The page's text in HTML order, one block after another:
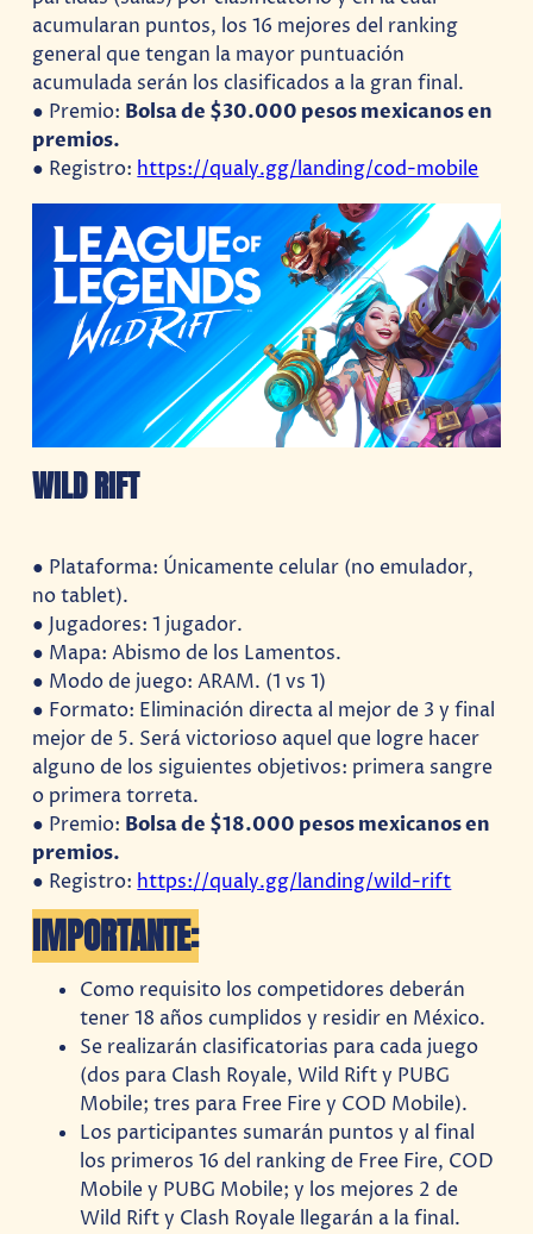
acumularan puntos, los 16 mejores del ranking
general que tengan la mayor puntuación
acumulada serán los clasificados a la gran final.
● Premio: Bolsa de $30.000 pesos mexicanos en
premios.
● Registro: https://qualy.gg/landing/cod-mobile
WILD RIFT
● Plataforma: Únicamente celular (no emulador,
no tablet).
● Jugadores: 1 jugador.
● Mapa: Abismo de los Lamentos.
● Modo de juego: ARAM. (1 vs 1)
● Formato: Eliminación directa al mejor de 3 y final
mejor de 5. Será victorioso aquel que logre hacer
alguno de los siguientes objetivos: primera sangre
o primera torreta.
● Premio: Bolsa de $18.000 pesos mexicanos en
premios.
● Registro: https://qualy.gg/landing/wild-rift
IMPORTANTE:
Como requisito los competidores deberán
tener 18 años cumplidos y residir en México.
Se realizarán clasificatorias para cada juego
(dos para Clash Royale, Wild Rift y PUBG
Mobile; tres para Free Fire y COD Mobile).
Los participantes sumarán puntos y al final
los primeros 16 del ranking de Free Fire, COD
Mobile y PUBG Mobile; y los mejores 2 de
Wild Rift y Clash Royale llegarán a la final.